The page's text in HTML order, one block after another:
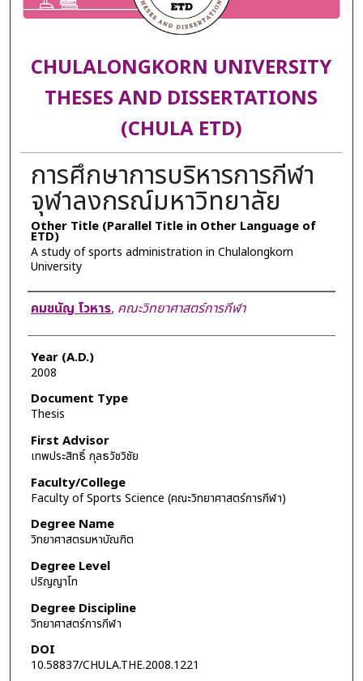
CHULALONGKORN UNIVERSITY
THESES AND DISSERTATIONS
(CHULA ETD)
การศึกษาการบริหารการกีฬา
จุฬาลงกรณ์มหาวิทยาลัย
Other Title (Parallel Title in Other Language of
ETD)
A study of sports administration in Chulalongkorn
University
Author
คมชนัญ โวหาร, คณะวิทยาศาสตร์การกีฬา
Year (A.D.)
2008
Document Type
Thesis
First Advisor
เทพประสิทธิ์ กุลธวัชวิชัย
Faculty/College
Faculty of Sports Science (คณะวิทยาศาสตร์การกีฬา)
Degree Name
วิทยาศาสตรมหาบัณฑิต
Degree Level
ปริญญาโท
Degree Discipline
วิทยาศาสตร์การกีฬา
DOI
10.58837/CHULA.THE.2008.1221